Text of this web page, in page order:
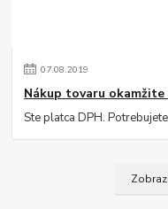
07.08.2019
Nákup tovaru okamžite
Ste platca DPH.